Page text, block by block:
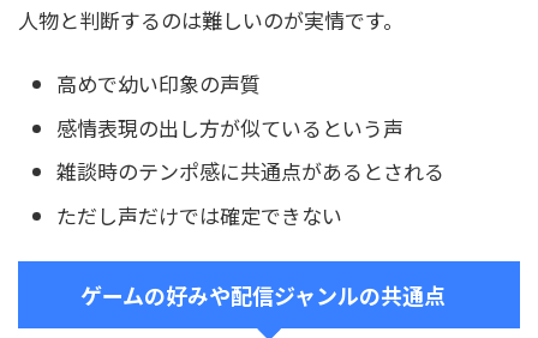
人物と判断するのは難しいのが実情です。
高めで幼い印象の声質
感情表現の出し方が似ているという声
雑談時のテンポ感に共通点があるとされる
ただし声だけでは確定できない
ゲームの好みや配信ジャンルの共通点